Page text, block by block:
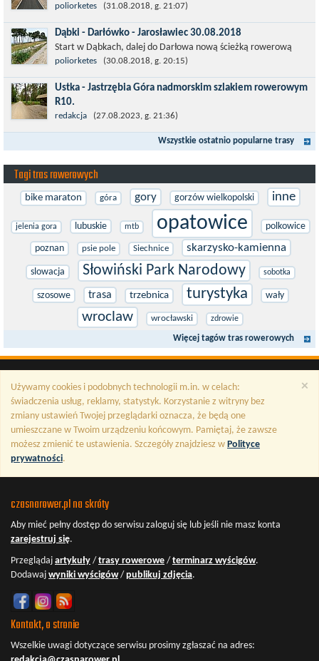
ścieżkę rowerową (od Dąbek do Iwięcina wzdłuż drogi 203).
Niestety jest to trasa nie...
poliorketes (31.08.2018, g. 21:07)
Dąbki - Darłówko - Jarosławiec 30.08.2018
Start w Dąbkach, dalej do Darłowa nową ścieżką rowerową
(niekiedy pieszo-rowerową), gdzie na pierwszym rondzie zjazd
w stronę Darłówka Zachodniego....
poliorketes (30.08.2018, g. 20:15)
Ustka - Jastrzębia Góra nadmorskim szlakiem rowerowym
R10.
Międzynarodowy Szlak Rowerowy R-10, jest częścią sieci
EuroVelo. Prowadzi wzdłuż brzegu dookoła Morza Bałtyckiego.
Trasa liczy w sumie ponad 8500...
redakcja (27.08.2023, g. 21:36)
Wszystkie ostatnio popularne trasy
Tagi tras rowerowych
bike maraton góra gory gorzów wielkopolski inne
jelenia gora lubuskie mtb opatowice polkowice
poznan psie pole Siechnice skarzysko-kamienna
slowacja Słowiński Park Narodowy sobotka
szosowe trasa trzebnica turystyka wały
wroclaw wrocławski zdrowie
Więcej tagów tras rowerowych
×
Używamy cookies i podobnych technologii m.in. w celach:
świadczenia usług, reklamy, statystyk. Korzystanie z witryny bez
zmiany ustawień Twojej przeglądarki oznacza, że będą one
umieszczane w Twoim urządzeniu końcowym. Pamiętaj, że zawsze
możesz zmienić te ustawienia. Szczegóły znajdziesz w Polityce
prywatności.
czasnarower.pl na skróty
Aby mieć pełny dostęp do serwisu zaloguj się lub jeśli nie masz konta
zarejestruj się.
Przeglądaj artykuły / trasy rowerowe / terminarz wyścigów.
Dodawaj wyniki wyścigów/ publikuj zdjęcia.
Kontakt, o stronie
Wszelkie uwagi dotyczące serwisu prosimy zgłaszać na adres: